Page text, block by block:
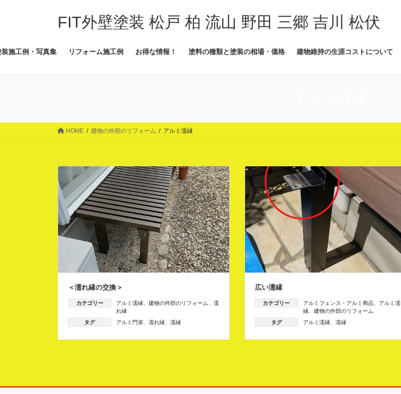
ツ
シ
FIT外壁塗装 松戸 柏 流山 野田 三郷 吉川 松伏
装施工例・写真集 リフォーム施工例 お得な情報！ 塗料の種類と塗装の相場・価格 建物維持の生涯コストについて
HOME 建物の外部のリフォーム アルミ濡縁
＜濡れ縁の交換＞
カテゴリー アルミ濡縁 建物の外部のリフォーム
濡
れ縁
タグ
アルミ門扉 濡れ縁 濡縁
広い濡縁
カテゴリー アルミフェンス・アルミ商品、
アルミ濡
縁、 建物の外部のリフォーム
タグ
アルミ濡縁、 濡縁